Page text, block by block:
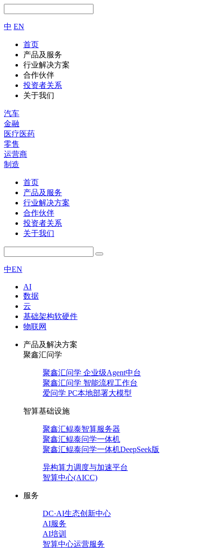
中 EN
首页
产品及服务
行业解决方案
合作伙伴
投资者关系
关于我们
汽车
金融
医疗医药
零售
运营商
制造
首页
产品及服务
行业解决方案
合作伙伴
投资者关系
关于我们
中EN
AI
数据
云
基础架构软硬件
物联网
产品及解决方案
聚鑫汇问学
聚鑫汇问学 企业级Agent中台
聚鑫汇问学 智能流程工作台
爱问学 PC本地部署大模型
智算基础设施
聚鑫汇鲲泰智算服务器
聚鑫汇鲲泰问学一体机
聚鑫汇鲲泰问学一体机DeepSeek版
异构算力调度与加速平台
智算中心(AICC)
服务
DC·AI生态创新中心
AI服务
AI培训
智算中心运营服务